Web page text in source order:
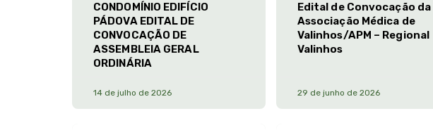
CONDOMÍNIO EDIFÍCIO
PÁDOVA EDITAL DE
CONVOCAÇÃO DE
ASSEMBLEIA GERAL
ORDINÁRIA
14 de julho de 2026
Edital de Convocação da
Associação Médica de
Valinhos/APM – Regional
Valinhos
29 de junho de 2026